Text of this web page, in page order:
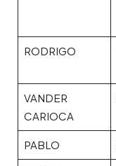
RODRIGO
VANDER
CARIOCA
PABLO